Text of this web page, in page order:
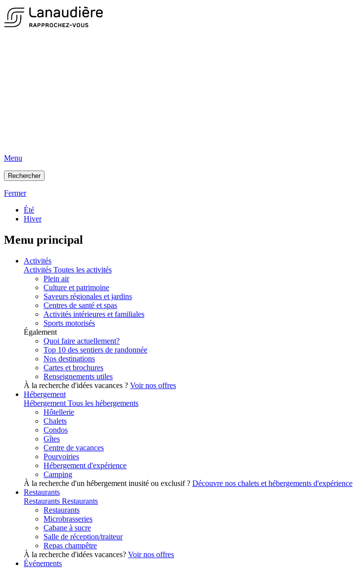
Menu
Rechercher
Fermer
Été
Hiver
Menu principal
Activités
Activités Toutes les activités
Plein air
Culture et patrimoine
Saveurs régionales et jardins
Centres de santé et spas
Activités intérieures et familiales
Sports motorisés
Également
Quoi faire actuellement?
Top 10 des sentiers de randonnée
Nos destinations
Cartes et brochures
Renseignements utiles
À la recherche d'idées vacances ? Voir nos offres
Hébergement
Hébergement Tous les hébergements
Hôtellerie
Chalets
Condos
Gîtes
Centre de vacances
Pourvoiries
Hébergement d'expérience
Camping
À la recherche d'un hébergement inusité ou exclusif ? Découvre nos chalets et hébergements d'expérience
Restaurants
Restaurants Restaurants
Restaurants
Microbrasseries
Cabane à sucre
Salle de réception/traiteur
Repas champêtre
À la recherche d'idées vacances? Voir nos offres
Événements